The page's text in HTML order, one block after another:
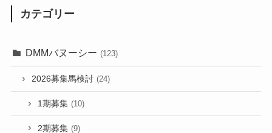
カテゴリー
DMMバヌーシー (123)
2026募集馬検討 (24)
1期募集 (10)
2期募集 (9)